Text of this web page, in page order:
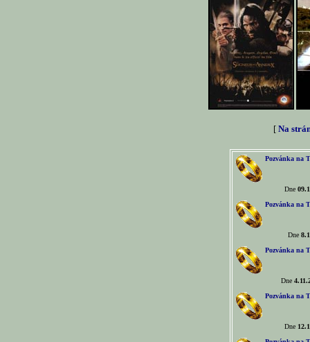
[ Na
Pozvánka na
Dne
Pozvánka na
Dne
Pozvánka na
Dne
Pozvánka na
Dne